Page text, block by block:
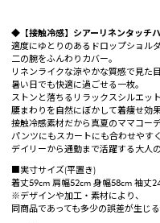
◆【接触冷感】シアーリネンタッチ
適度にゆとりのあるドロップショル
二の腕をふんわりカバー。
リネンライクな涼やかな質感で見た
暑い日でも快適に過ごせる一枚。
ストンと落ちるリラックスシルエッ
腰まわりを自然にぼかして着痩せ効
接触冷感素材だから真夏のママコー
パンツにもスカートにも合わせやすく
デイリーから通勤まで活躍する大人
■実寸サイズ(平置き)
着丈59cm 肩幅52cm 身幅58cm 袖丈
※デザインや加工・素材により、
同商品であっても多少の誤差が生じ